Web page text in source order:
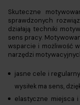
Skuteczne
sprawdzonych
działają techniki
sens pracy.
wsparcie i możliwość
narzędzi
jasne cele i
wysiłek ma sens,
elastyczne miejsca